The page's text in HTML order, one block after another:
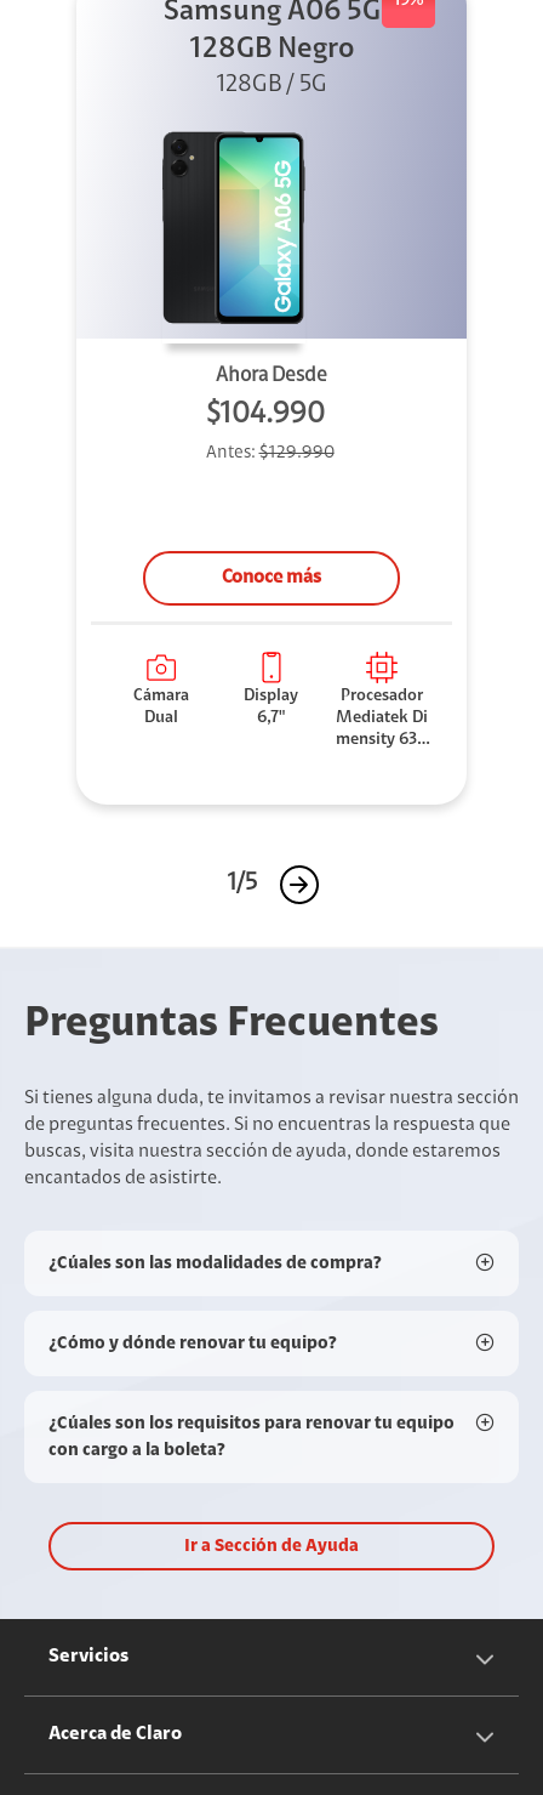
Samsung A06 5G
128GB Negro
128GB / 5G
Ahora Desde
$104.990
Antes:$129.990
Conoce más
Cámara
Dual
Display
6,7"
Procesador
Mediatek Di
mensity 630
1/5
Preguntas Frecuentes
Si tienes alguna duda, te invitamos a revisar nuestra sección
de preguntas frecuentes. Si no encuentras la respuesta que
buscas, visita nuestra sección de ayuda, donde estaremos
encantados de asistirte.
¿Cúales son las modalidades de compra?
¿Cómo y dónde renovar tu equipo?
¿Cúales son los requisitos para renovar tu equipo
con cargo a la boleta?
Ir a Sección de Ayuda
Servicios
Servicios Móviles
Acerca de Claro